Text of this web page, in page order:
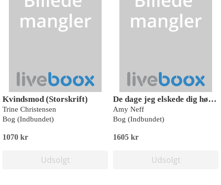
Kvindsmod (Storskrift)
Trine Christensen
Bog (Indbundet)
1070 kr
Udsolgt
De dage jeg elskede dig højest (Storskrift)
Amy Neff
Bog (Indbundet)
1605 kr
Udsolgt